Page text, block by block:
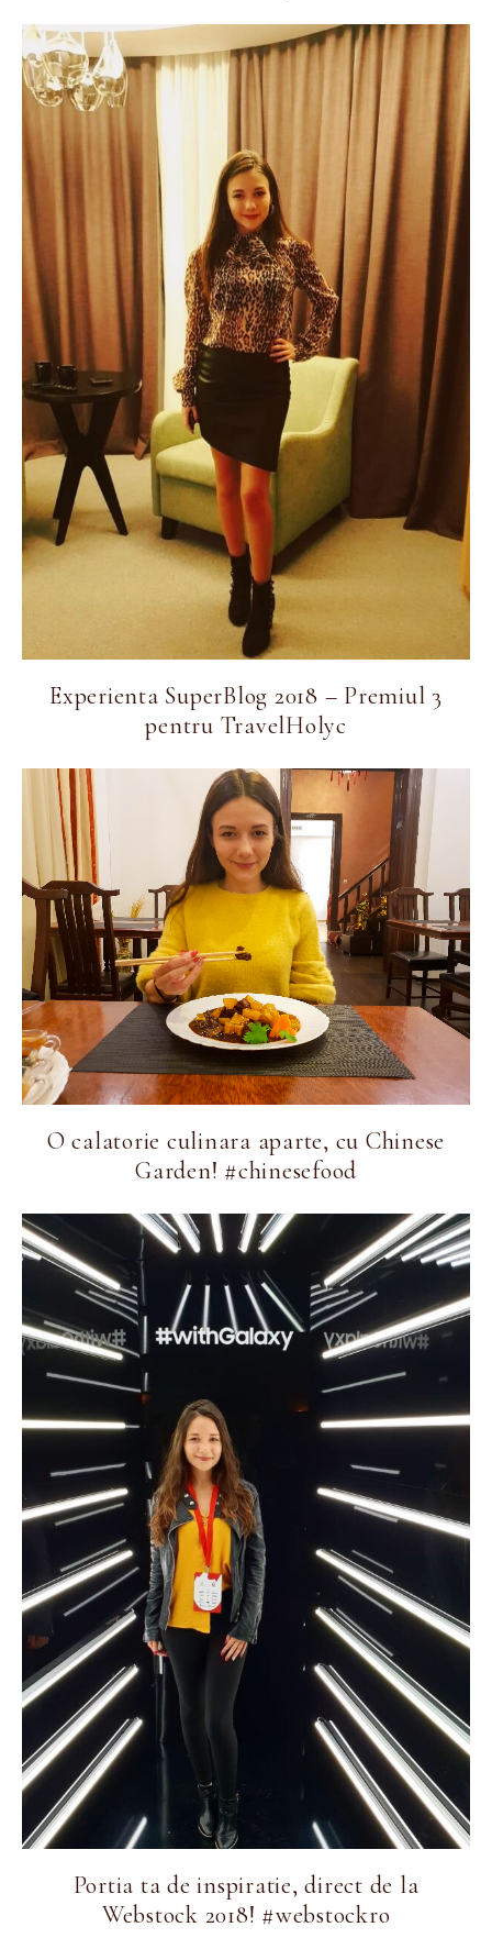
Experienta SuperBlog 2018 – Premiul 3
pentru TravelHolyc
O calatorie culinara aparte, cu Chinese
Garden! #chinesefood
Portia ta de inspiratie, direct de la
Webstock 2018! #webstockro